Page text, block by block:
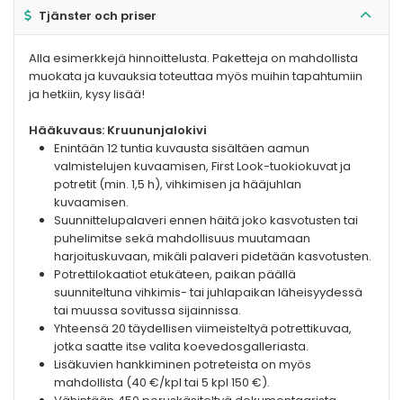
Tjänster och priser
Alla esimerkkejä hinnoittelusta. Paketteja on mahdollista
muokata ja kuvauksia toteuttaa myös muihin tapahtumiin
ja hetkiin, kysy lisää!
Hääkuvaus: Kruununjalokivi
Enintään 12 tuntia kuvausta sisältäen aamun
valmistelujen kuvaamisen, First Look-tuokiokuvat ja
potretit (min. 1,5 h), vihkimisen ja hääjuhlan
kuvaamisen.
Suunnittelupalaveri ennen häitä joko kasvotusten tai
puhelimitse sekä mahdollisuus muutamaan
harjoituskuvaan, mikäli palaveri pidetään kasvotusten.
Potrettilokaatiot etukäteen, paikan päällä
suunniteltuna vihkimis- tai juhlapaikan läheisyydessä
tai muussa sovitussa sijainnissa.
Yhteensä 20 täydellisen viimeisteltyä potrettikuvaa,
jotka saatte itse valita koevedosgalleriasta.
Lisäkuvien hankkiminen potreteista on myös
mahdollista (40 €/kpl tai 5 kpl 150 €).